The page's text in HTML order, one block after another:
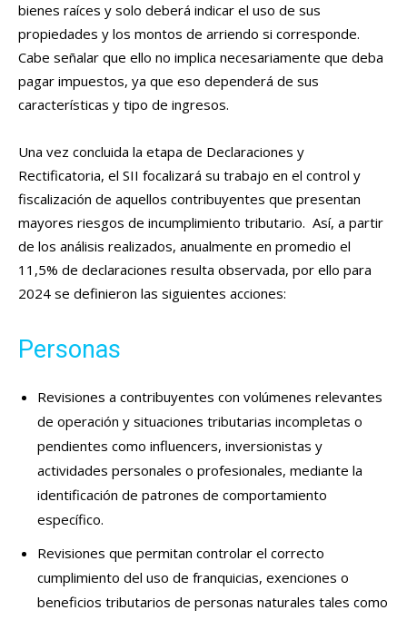
bienes raíces y solo deberá indicar el uso de sus
propiedades y los montos de arriendo si corresponde.
Cabe señalar que ello no implica necesariamente que deba
pagar impuestos, ya que eso dependerá de sus
características y tipo de ingresos.
Una vez concluida la etapa de Declaraciones y
Rectificatoria, el SII focalizará su trabajo en el control y
fiscalización de aquellos contribuyentes que presentan
mayores riesgos de incumplimiento tributario. Así, a partir
de los análisis realizados, anualmente en promedio el
11,5% de declaraciones resulta observada, por ello para
2024 se definieron las siguientes acciones:
Personas
Revisiones a contribuyentes con volúmenes relevantes
de operación y situaciones tributarias incompletas o
pendientes como influencers, inversionistas y
actividades personales o profesionales, mediante la
identificación de patrones de comportamiento
específico.
Revisiones que permitan controlar el correcto
cumplimiento del uso de franquicias, exenciones o
beneficios tributarios de personas naturales tales como